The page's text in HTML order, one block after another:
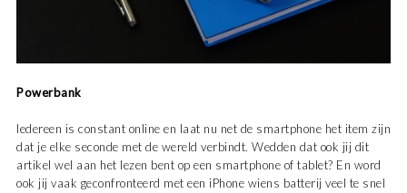
Powerbank
Iedereen is constant online en laat nu net de smartphone het item zijn
dat je elke seconde met de wereld verbindt. Wedden dat ook jij dit
artikel wel aan het lezen bent op een smartphone of tablet? En word
ook jij vaak geconfronteerd met een iPhone wiens batterij veel te snel